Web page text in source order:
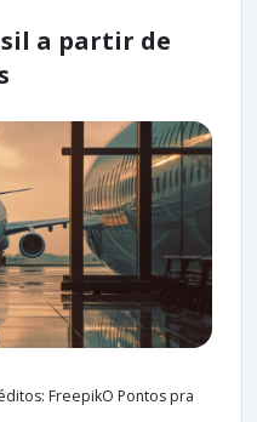
a partir de
FreepikO Pontos pra